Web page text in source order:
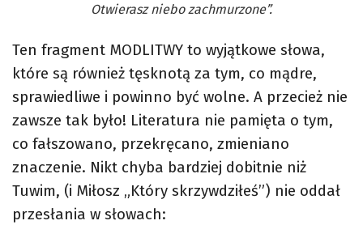
Otwierasz niebo zachmurzone”.
Ten fragment MODLITWY to wyjątkowe słowa,
które są również tęsknotą za tym, co mądre,
sprawiedliwe i powinno być wolne. A przecież nie
zawsze tak było! Literatura nie pamięta o tym,
co fałszowano, przekręcano, zmieniano
znaczenie. Nikt chyba bardziej dobitnie niż
Tuwim, (i Miłosz „Który skrzywdziłeś”) nie oddał
przesłania w słowach: